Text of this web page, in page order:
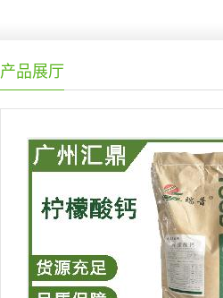
产品展厅